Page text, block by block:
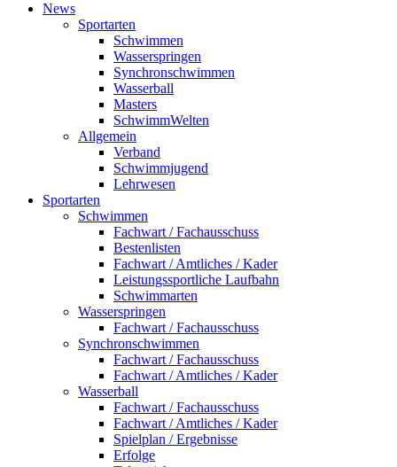
News
Sportarten
Schwimmen
Wasserspringen
Synchronschwimmen
Wasserball
Masters
SchwimmWelten
Allgemein
Verband
Schwimmjugend
Lehrwesen
Sportarten
Schwimmen
Fachwart / Fachausschuss
Bestenlisten
Fachwart / Amtliches / Kader
Leistungssportliche Laufbahn
Schwimmarten
Wasserspringen
Fachwart / Fachausschuss
Synchronschwimmen
Fachwart / Fachausschuss
Fachwart / Amtliches / Kader
Wasserball
Fachwart / Fachausschuss
Fachwart / Amtliches / Kader
Spielplan / Ergebnisse
Erfolge